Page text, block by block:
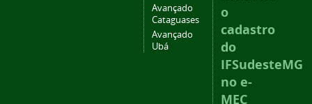
Avançado
Cataguases
Avançado
Ubá
o
cadastro
do
IFSudesteMG
no e-
MEC